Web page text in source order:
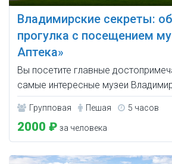
Владимирские секреты:
прогулка с посещением
Аптека»
Вы посетите главные
самые интересные музеи
Групповая Пешая 5 часов
2000 ₽ за человека